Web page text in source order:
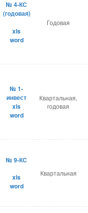
№ 4-КС
(годовая)
xls
word
Годовая
№ 1-
инвест
xls
word
Квартальная,
годовая
№ 9-КС
xls
word
Квартальная